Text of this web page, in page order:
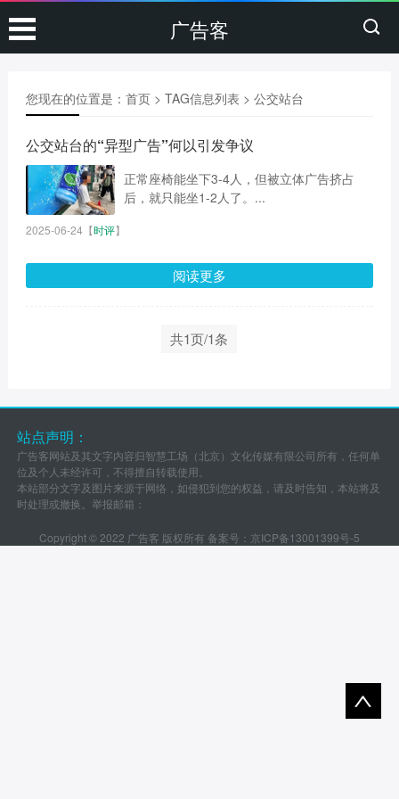
广告客
您现在的位置是： 首页> TAG信息列表 > 公交站台
公交站台的“异型广告”何以引发争议
正常座椅能坐下3-4人，但被立体广告挤占
后，就只能坐1-2人了。...
2025-06-24 【时评】
阅读更多
共1页/1条
站点声明：
广告客网站及其文字内容归智慧工场（北京）文化传媒有限公司所有，任何单
位及个人未经许可，不得擅自转载使用。
本站部分文字及图片来源于网络，如侵犯到您的权益，请及时告知，本站将及
时处理或撤换。举报邮箱：
Copyright © 2022 广告客 版权所有 备案号： 京ICP备13001399号-5